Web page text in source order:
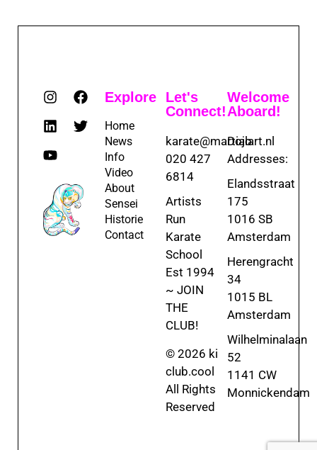
Explore
Home
News
Info
Video
About
Sensei
Historie
Contact
Let's
Connect!
karate@martialart.nl
020 427
6814
Artists
Run
Karate
School
Est 1994
~ JOIN
THE
CLUB!
© 2026 ki
club.cool
All Rights
Reserved
Welcome
Aboard!
Dojo
Addresses:
Elandsstraat
175
1016 SB
Amsterdam
Herengracht
34
1015 BL
Amsterdam
Wilhelminalaan
52
1141 CW
Monnickendam